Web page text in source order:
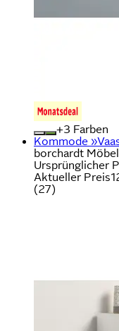
+
Farben
Kommode
borchardt Möbel
Ursprünglicher
Aktueller Preis
(27)